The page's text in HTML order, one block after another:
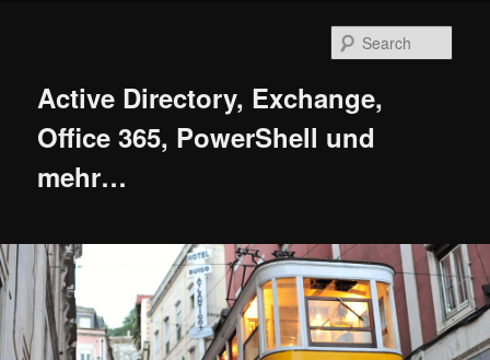
Active Directory, Exchange,
Office 365, PowerShell und
mehr…